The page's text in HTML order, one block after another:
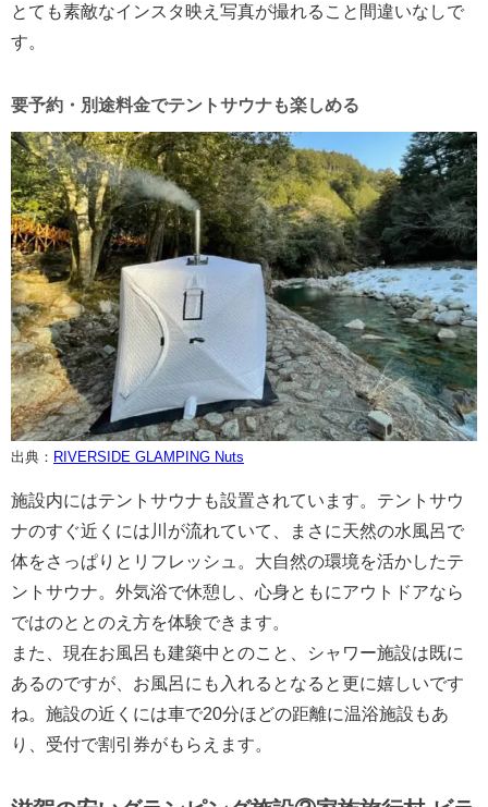
とても素敵なインスタ映え写真が撮れること間違いなしで
す。
要予約・別途料金でテントサウナも楽しめる
出典： RIVERSIDE GLAMPING Nuts
施設内にはテントサウナも設置されています。テントサウ
ナのすぐ近くには川が流れていて、まさに天然の水風呂で
体をさっぱりとリフレッシュ。大自然の環境を活かしたテ
ントサウナ。外気浴で休憩し、心身ともにアウトドアなら
ではのととのえ方を体験できます。
また、現在お風呂も建築中とのこと、シャワー施設は既に
あるのですが、お風呂にも入れるとなると更に嬉しいです
ね。施設の近くには車で20分ほどの距離に温浴施設もあ
り、受付で割引券がもらえます。